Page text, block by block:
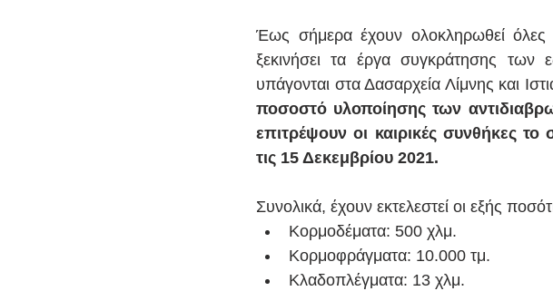
Έως σήμερα έχουν ολοκληρωθεί όλες
ξεκινήσει τα έργα συγκράτησης των
υπάγονται στα Δασαρχεία Λίμνης και
ποσοστό υλοποίησης των
επιτρέψουν οι καιρικές συνθήκες
τις 15 Δεκεμβρίου 2021.
Συνολικά, έχουν εκτελεστεί οι εξής
Κορμοδέματα: 500 χλμ.
Κορμοφράγματα: 10.000 τμ.
Κλαδοπλέγματα: 13 χλμ.